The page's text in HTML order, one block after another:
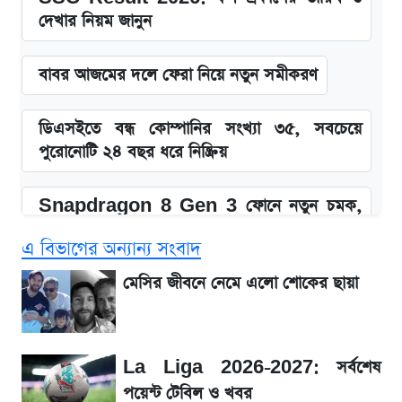
দেখার নিয়ম জানুন
বাবর আজমের দলে ফেরা নিয়ে নতুন সমীকরণ
ডিএসইতে বন্ধ কোম্পানির সংখ্যা ৩৫, সবচেয়ে
পুরোনোটি ২৪ বছর ধরে নিষ্ক্রিয়
Snapdragon 8 Gen 3 ফোনে নতুন চমক,
SSC Result 2026: যে ৩ উপায়ে জানা যাবে
ফল
১৮০ দিনের মূল্যায়ন শেষে মন্ত্রিসভায় পরিবর্তন
এ বিভাগের অন্যান্য সংবাদ
মেসির জীবনে নেমে এলো শোকের ছায়া
La Liga 2026-2027: সর্বশেষ
পয়েন্ট টেবিল ও খবর